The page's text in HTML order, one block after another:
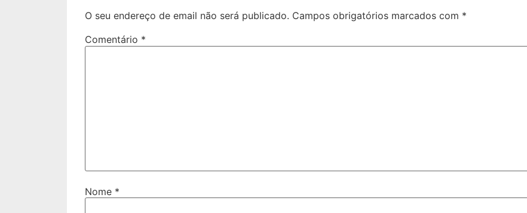
O seu endereço de email não será publicado. Campos obrigatórios marcados com *
Comentário *
Nome *